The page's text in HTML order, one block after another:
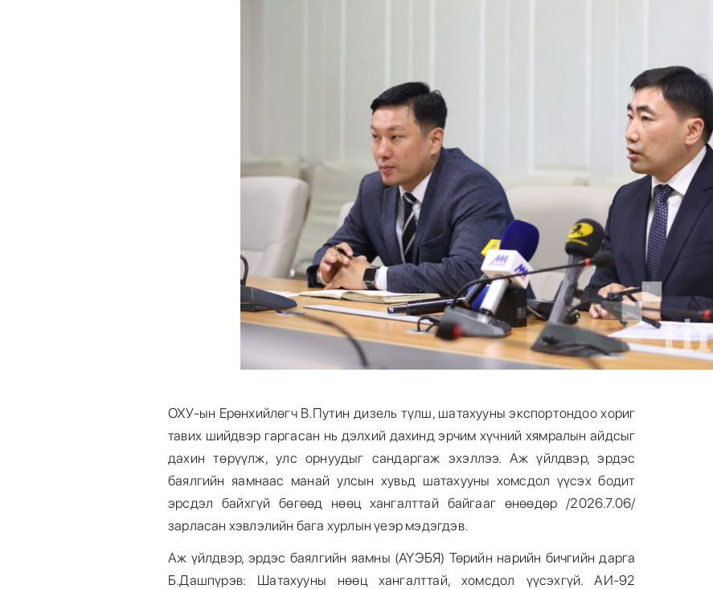
ОХУ-ын Ерөнхийлөгч В.Путин дизель түлш, шатахууны экспортондоо хориг
тавих шийдвэр гаргасан нь дэлхий дахинд эрчим хүчний хямралын айдсыг
дахин төрүүлж, улс орнуудыг сандаргаж эхэллээ. Аж үйлдвэр, эрдэс
баялгийн яамнаас манай улсын хувьд шатахууны хомсдол үүсэх бодит
эрсдэл байхгүй бөгөөд нөөц хангалттай байгааг өнөөдөр /2026.7.06/
зарласан хэвлэлийн бага хурлын үеэр мэдэгдэв.
Аж үйлдвэр, эрдэс баялгийн яамны (АҮЭБЯ) Төрийн нарийн бичгийн дарга
Б.Дашпүрэв: Шатахууны нөөц хангалттай, хомсдол үүсэхгүй. АИ-92